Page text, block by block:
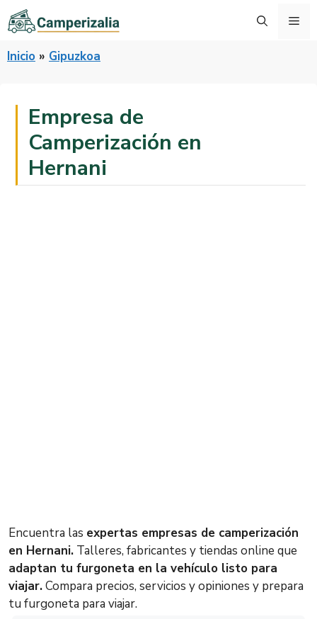
Saltar
al
Inicio » Gipuzkoa
Empresa de
Camperización en
Hernani
Encuentra las expertas empresas de camperización
en Hernani. Talleres, fabricantes y tiendas online que
adaptan tu furgoneta en la vehículo listo para
viajar.Compara precios, servicios y opiniones y prepara
tu furgoneta para viajar.